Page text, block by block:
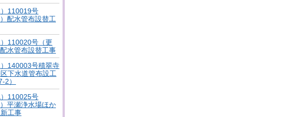
）110019号
）配水管布設替工
）110020号（更
水管布設替工事
）140003号積翠寺
下水道管布設工
2）
）110025号
）平瀬浄水場ほか
工事